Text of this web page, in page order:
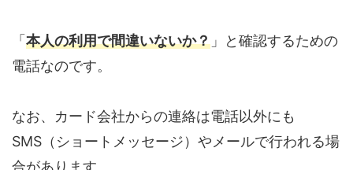
「 本人の利用で間違いないか？ 」と確認するための
電話なのです。
なお、カード会社からの連絡は電話以外にも
SMS（ショートメッセージ）やメールで行われる場